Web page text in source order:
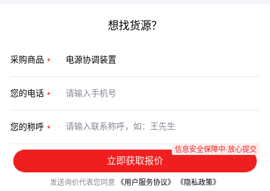
想找货源？
采购商品
您的电话
您的称呼
立即获取报价
信息安全保障中·放心提交
发送询价代表您同意 《用户服务协议》 《隐私政策》